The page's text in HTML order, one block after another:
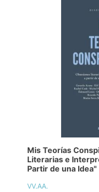
Mis Teorías
Literarias e
Partir de una Idea"
VV.AA.